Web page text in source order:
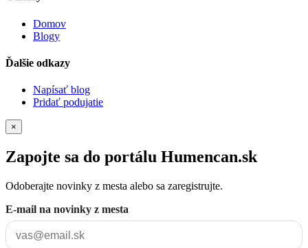
Domov
Blogy
Ďalšie odkazy
Napísať blog
Pridať podujatie
×
Zapojte sa do portálu Humencan.sk
Odoberajte novinky z mesta alebo sa zaregistrujte.
E-mail na novinky z mesta